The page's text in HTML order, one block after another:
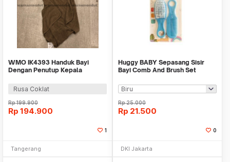
WMO IK4393 Handuk Bayi
Dengan Penutup Kepala
Rusa Coklat
Rp199.900
Rp 194.900
1
Tangerang
Huggy BABY Sepasang Sisir
Bayi Comb And Brush Set
Rp25.000
Rp 21.500
0
DKI Jakarta